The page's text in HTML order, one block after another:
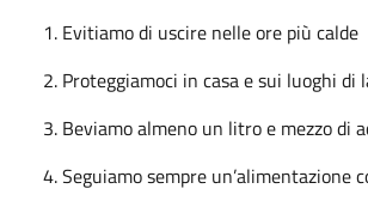
1. Evitiamo di uscire nelle ore più calde
2. Proteggiamoci in casa e sui luoghi di
3. Beviamo almeno un litro e mezzo di
4. Seguiamo sempre un’alimentazione